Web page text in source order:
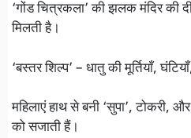
‘गोंड चित्रकला’ की झलक मंदिर की
मिलती है।
‘बस्तर शिल्प’ – धातु की मूर्तियाँ,
महिलाएं हाथ से बनी ‘सुपा’, टोकरी,
को सजाती हैं।